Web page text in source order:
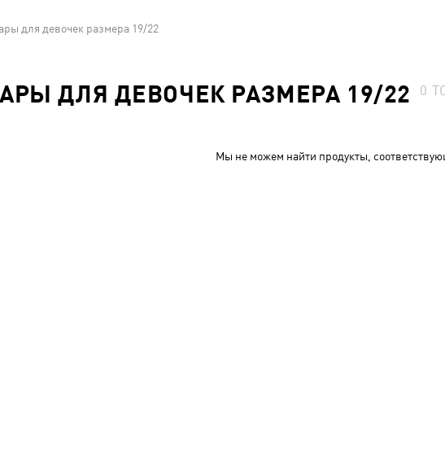
для девочек размера 19/22
ДЛЯ ДЕВОЧЕК РАЗМЕРА 19/22 0
Мы не можем найти продукты,